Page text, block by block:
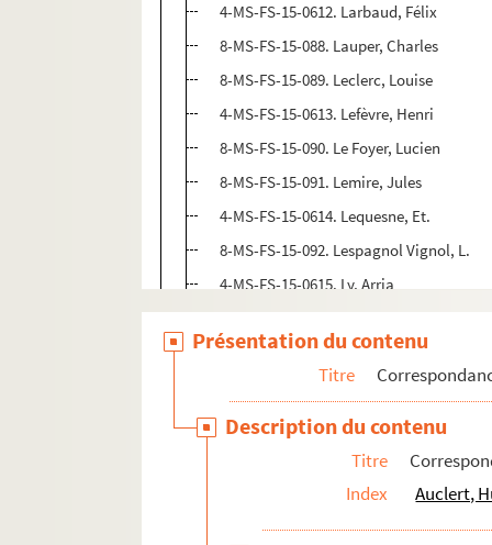
4-MS-FS-15-0612. Larbaud, Félix
8-MS-FS-15-088. Lauper, Charles
8-MS-FS-15-089. Leclerc, Louise
4-MS-FS-15-0613. Lefèvre, Henri
8-MS-FS-15-090. Le Foyer, Lucien
8-MS-FS-15-091. Lemire, Jules
4-MS-FS-15-0614. Lequesne, Et.
8-MS-FS-15-092. Lespagnol Vignol, L.
4-MS-FS-15-0615. Ly, Arria
8-MS-FS-15-093. Madeuf, F.
8-MS-FS-15-094. Manson, Katharine
8-MS-FS-15-095. Marchand, L.
8-MS-FS-15-096. Margueritte, Paul et
4-MS-FS-15-0616. Mariani, Emilia
4-MS-FS-15-0617. Marin, Louis
Présentation du contenu
Titre
Description du contenu
Titre
Index
Auclert,